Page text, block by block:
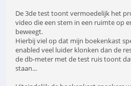
De 3de test toont vermoedelijk het
video die een stem in een ruimte op
beweegt.
Hierbij viel op dat mijn boekenkast
enabled veel luider klonken dan de
de db-meter met de test ruis toont
staan...